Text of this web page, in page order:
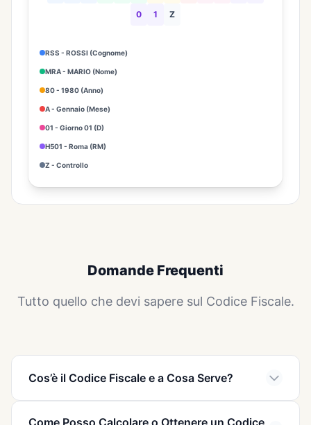
0 1 Z
RSS - ROSSI (Cognome)
MRA - MARIO (Nome)
80 - 1980 (Anno)
A - Gennaio (Mese)
01 - Giorno 01 (D)
H501 - Roma (RM)
Z - Controllo
Domande Frequenti
Tutto quello che devi sapere sul Codice Fiscale.
Cos’è il Codice Fiscale e a Cosa Serve?
Immagina la scena. Un impiegato ti allunga un modulo
Come Posso Calcolare o Ottenere un Codice